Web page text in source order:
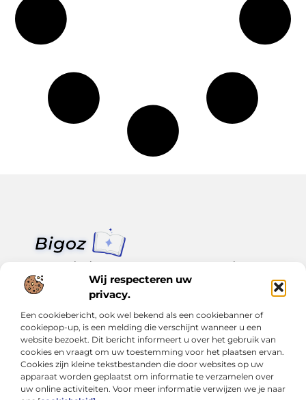
Wij respecteren uw
privacy.
Een cookiebericht, ook wel bekend als een cookiebanner of
cookiepop-up, is een melding die verschijnt wanneer u een
website bezoekt. Dit bericht informeert u over het gebruik van
cookies en vraagt om uw toestemming voor het plaatsen ervan.
Cookies zijn kleine tekstbestanden die door websites op uw
apparaat worden geplaatst om informatie te verzamelen over
uw online activiteiten. Voor meer informatie verwijzen we je naar
Van klein nieuws tot grote trends – alles op Bigoz.nl.
Lees inspirerende blogs en artikelen over het dagelijks leven,
actualiteit en meer.
Bericht categorie
Onze informatie